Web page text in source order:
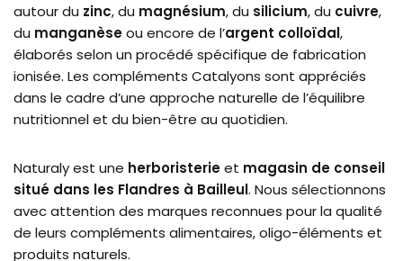
autour du zinc, du magnésium, du silicium, du cuivre,
du manganèseou encore de l’argent colloïdal,
élaborés selon un procédé spécifique de fabrication
ionisée. Les compléments Catalyons sont appréciés
dans le cadre d’une approche naturelle de l’équilibre
nutritionnel et du bien-être au quotidien.
Naturaly est une herboristerieet magasin de conseil
situé dans les Flandres à Bailleul. Nous sélectionnons
avec attention des marques reconnues pour la qualité
de leurs compléments alimentaires, oligo-éléments et
produits naturels.